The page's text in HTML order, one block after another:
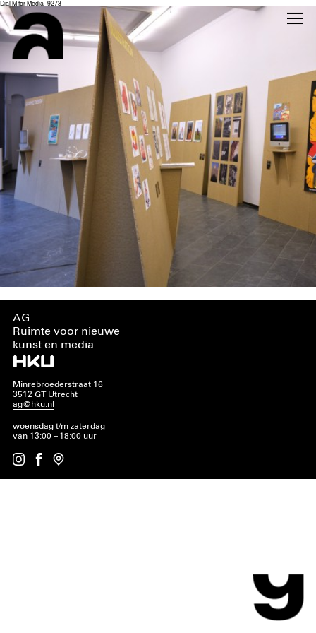
Dial M for Media_9273
AG
Ruimte voor nieuwe
kunst en media
Minrebroederstraat 16
3512 GT Utrecht
ag@hku.nl
woensdag t/m zaterdag
van 13:00 – 18:00 uur